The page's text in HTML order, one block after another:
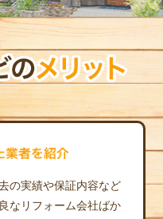
の実績や保証内容など
なリフォーム会社ばか